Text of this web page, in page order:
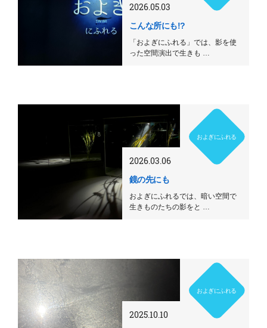
2026.05.03
こんな所にも!?
「およぎにふれる」では、影を使
った空間演出で生きも …
およぎにふれる
2026.03.06
鏡の先にも
およぎにふれるでは、暗い空間で
生きものたちの影をと …
およぎにふれる
2025.10.10